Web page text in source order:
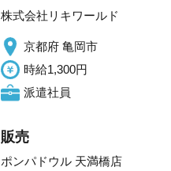
株式会社リキワールド
京都府 亀岡市
時給1,300円
派遣社員
販売
ポンパドウル 天満橋店